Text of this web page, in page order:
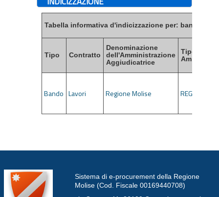
Tabella informativa d'indicizzazione per: bandi,
Tipo Contratto
Denominazione
dell'Amministrazione
Aggiudicatrice
Tipo di
Bando Lavori Regione Molise REGIONI
Sistema di e-procurement della Regione
Molise (Cod. Fiscale 00169440708)